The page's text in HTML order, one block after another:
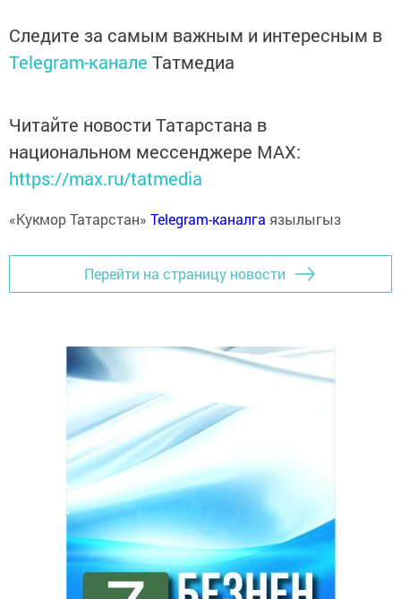
Следите за самым важным и интересным в
Telegram-канале Татмедиа
Читайте новости Татарстана в
национальном мессенджере MАХ:
https://max.ru/tatmedia
«Кукмор Татарстан» Telegram-каналга язылыгыз
Перейти на страницу новости